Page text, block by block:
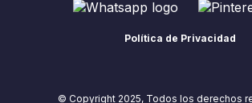
Política de Privacidad
© Copyright 2025, Todos los derechos